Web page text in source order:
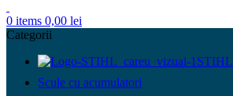
0 items 0,00 lei
Categorii
STIHL
Scule cu acumulatori